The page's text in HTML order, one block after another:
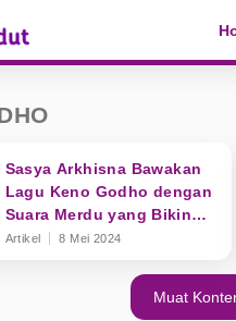
Sasya Arkhisna Bawakan
Lagu Keno Godho dengan
Suara Merdu yang Bikin
Merinding
Artikel 8 Mei 2024
Muat